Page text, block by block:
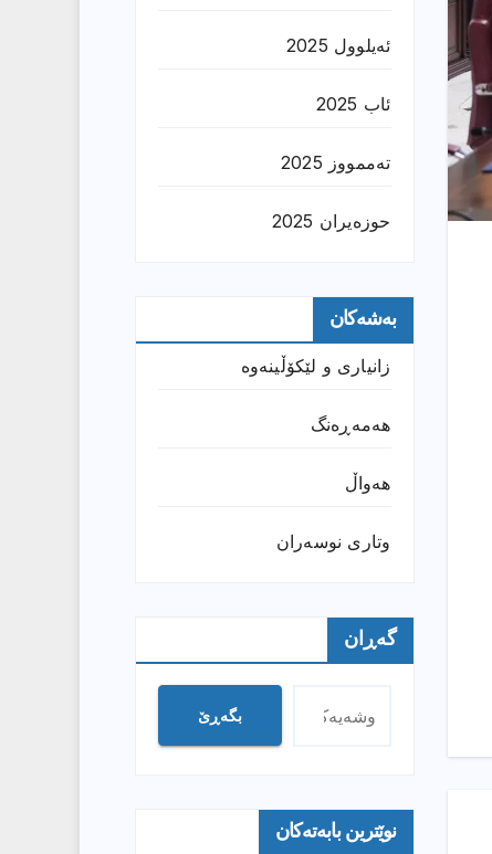
ئەیلوول 2025
ئاب 2025
تەممووز 2025
حوزه‌یران 2025
بەشەکان
زانیارى و لێکۆڵینەوە
هەمەڕەنگ
هەواڵ
وتارى نوسەران
گەڕان
بگەڕێ
نوێترین بابەتەکان